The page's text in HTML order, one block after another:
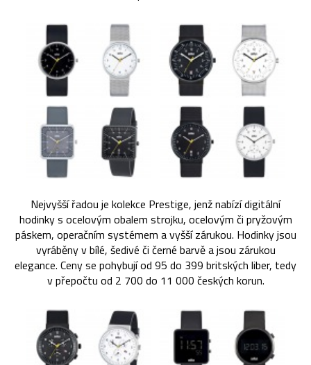
Nejvyšší řadou je kolekce Prestige, jenž nabízí digitální
hodinky s ocelovým obalem strojku, ocelovým či pryžovým
páskem, operačním systémem a vyšší zárukou. Hodinky jsou
vyráběny v bílé, šedivé či černé barvě a jsou zárukou
elegance. Ceny se pohybují od 95 do 399 britských liber, tedy
v přepočtu od 2 700 do 11 000 českých korun.